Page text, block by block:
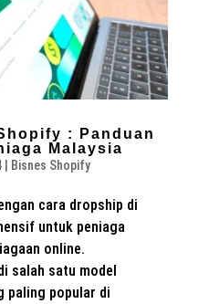
: Panduan
Malaysia
| Bisnes Shopify
cara dropship di
untuk peniaga
online.
salah satu model
paling popular di